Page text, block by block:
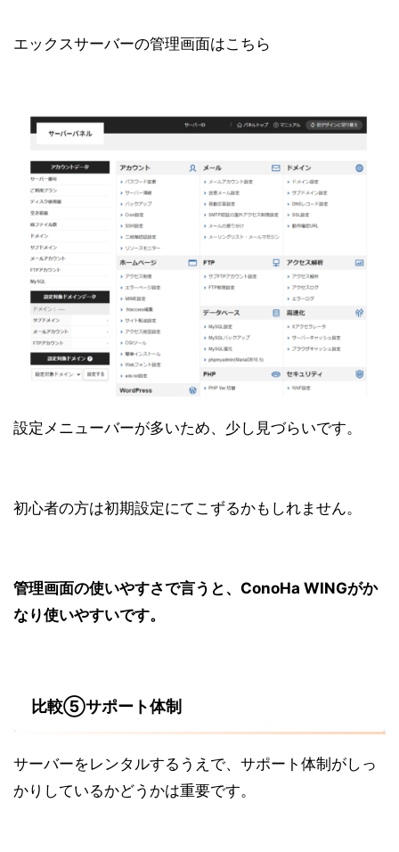
エックスサーバーの管理画面はこちら
設定メニューバーが多いため、少し見づらいです。
初心者の方は初期設定にてこずるかもしれません。
管理画面の使いやすさで言うと、ConoHa WINGがか
なり使いやすいです。
比較⑤サポート体制
サーバーをレンタルするうえで、サポート体制がしっ
かりしているかどうかは重要です。